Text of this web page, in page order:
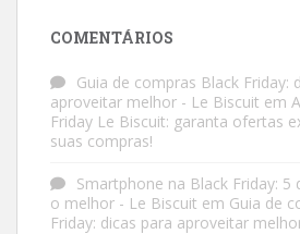
COMENTÁRIOS
Guia de compras Black Friday:
aproveitar melhor - Le Biscuit em
Friday Le Biscuit: garanta ofertas
suas compras!
Smartphone na Black Friday: 5
o melhor - Le Biscuit em Guia de
Friday: dicas para aproveitar